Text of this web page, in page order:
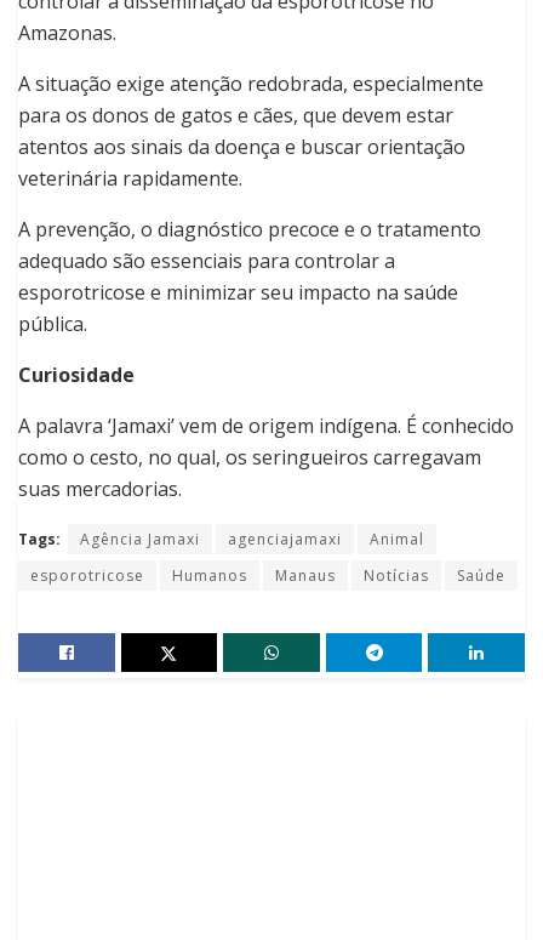
Amazonas.
A situação exige atenção redobrada, especialmente
para os donos de gatos e cães, que devem estar
atentos aos sinais da doença e buscar orientação
veterinária rapidamente.
A prevenção, o diagnóstico precoce e o tratamento
adequado são essenciais para controlar a
esporotricose e minimizar seu impacto na saúde
pública.
Curiosidade
A palavra ‘Jamaxi’ vem de origem indígena. É conhecido
como o cesto, no qual, os seringueiros carregavam
suas mercadorias.
Tags: Agência Jamaxi agenciajamaxi
Animal
esporotricose
Humanos Manaus Notícias Saúde